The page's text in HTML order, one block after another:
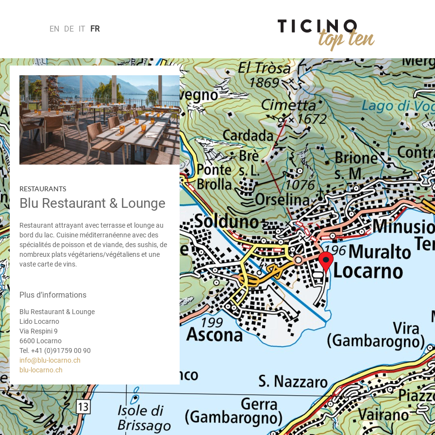
EN DE IT FR
VILLES & MONUMENTS VILLAGES PANORAMAS EXCURSIONS PARCS EAU MUSÉES
EVENTS RESTAURANTS WINE SHOPPING WELLNESS
Recherche par ENFANTS PLUIE À PIED Durée TOUTES
RESTAURANTS
Blu Restaurant & Lounge
Restaurant attrayant avec terrasse et lounge au
bord du lac. Cuisine méditerranéenne avec des
spécialités de poisson et de viande, des sushis, de
nombreux plats végétariens/végétaliens et une
vaste carte de vins.
Plus d’informations
Blu Restaurant & Lounge
Lido Locarno
Via Respini 9
6600 Locarno
Tel. +41 (0)91759 00 90
info@blu-locarno.ch
blu-locarno.ch
Società editrice del Corriere
Via Balestra 2, 6600
Tel: +41 (0)91 756 24 15
ticinotopten@gruppocdt.ch
©2026
Privacy Policy Cookie Policy Vos préférences en matière de